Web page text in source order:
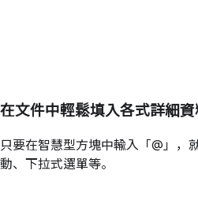
在文件中輕鬆填入各式詳細
只要在智慧型方塊中輸入「@」，
動、下拉式選單等。